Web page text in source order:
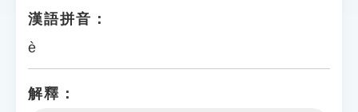
漢語拼音：
è
解釋：